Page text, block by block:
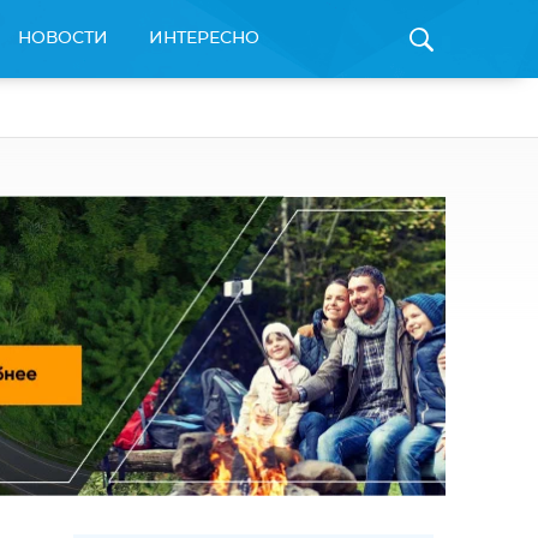
НОВОСТИ ИНТЕРЕСНО